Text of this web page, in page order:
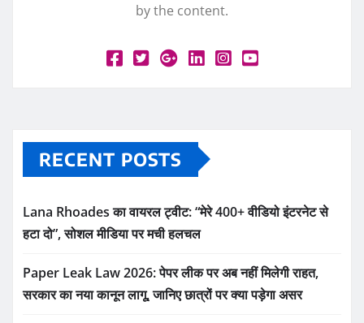
by the content.
RECENT POSTS
Lana Rhoades का वायरल ट्वीट: “मेरे 400+ वीडियो इंटरनेट से
हटा दो”, सोशल मीडिया पर मची हलचल
Paper Leak Law 2026: पेपर लीक पर अब नहीं मिलेगी राहत,
सरकार का नया कानून लागू, जानिए छात्रों पर क्या पड़ेगा असर